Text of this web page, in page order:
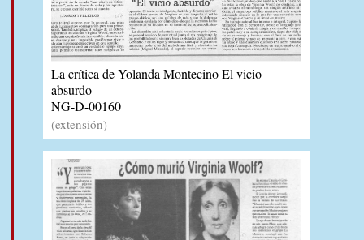
La crítica de Yolanda Montecino El vicio
absurdo
NG-D-00160
(extensión)